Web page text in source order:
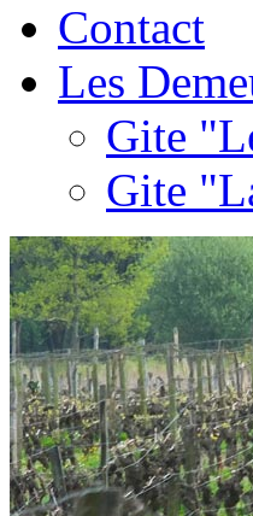
Contact
Les
Gite
Gite